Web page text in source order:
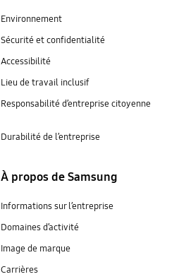
Environnement
Sécurité et confidentialité
Accessibilité
Lieu de travail inclusif
Responsabilité d’entreprise citoyenne
Durabilité de l’entreprise
À propos de Samsung
Informations sur l’entreprise
Domaines d’activité
Image de marque
Carrières